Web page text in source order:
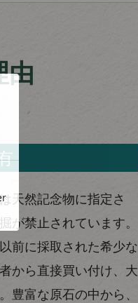
由
天然記念物に指定さ
が禁止されています。
前に採取された希少な
から直接買い付け、大
豊富な原石の中から、